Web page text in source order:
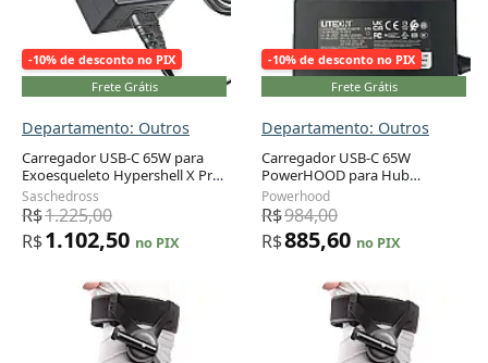
-10% de desconto no PIX
Frete Grátis
Departamento: Outros
Carregador USB-C 65W para
Exoesqueleto Hypershell X Pro
Go Carbon — Compatível com
Todas as Séries
Saschedross
R$1.225,00
R$1.102,50 no PIX
-10% de desconto no PIX
Frete Grátis
Departamento: Outros
Carregador USB-C 65W
PowerHOOD para Hub
Hypershell 4 Portas —
Certificado UL
Powerhood
R$984,00
R$885,60 no PIX
Adicionar ao carrinho Adicionar ao carrinho